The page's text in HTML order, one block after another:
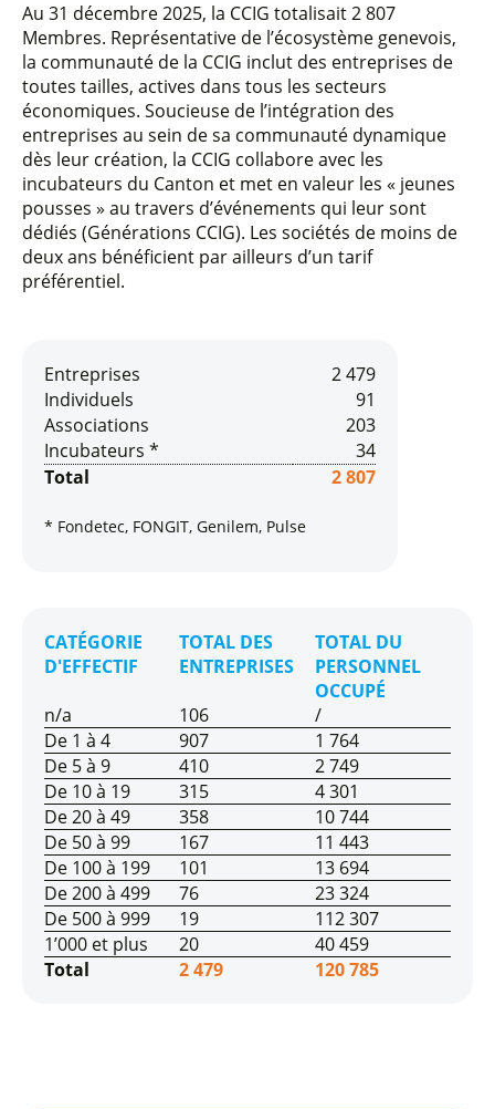
Au 31 décembre 2025, la CCIG totalisait 2 807
Membres. Représentative de l’écosystème genevois,
la communauté de la CCIG inclut des entreprises de
toutes tailles, actives dans tous les secteurs
économiques. Soucieuse de l’intégration des
entreprises au sein de sa communauté dynamique
dès leur création, la CCIG collabore avec les
incubateurs du Canton et met en valeur les « jeunes
pousses » au travers d’événements qui leur sont
dédiés (Générations CCIG). Les sociétés de moins de
deux ans bénéficient par ailleurs d’un tarif
préférentiel.
Entreprises
2 479
Individuels
91
Associations
203
Incubateurs *
34
Total 2 807
* Fondetec, FONGIT, Genilem, Pulse
CATÉGORIE
D'EFFECTIF
TOTAL DES
ENTREPRISES
TOTAL DU
PERSONNEL
OCCUPÉ
n/a 106
/
De 1 à 4
907
1 764
De 5 à 9
410
2 749
De 10 à 19
315
4 301
De 20 à 49
358
10 744
De 50 à 99
167
11 443
De 100 à 199
101
13 694
De 200 à 499
76
23 324
De 500 à 999
19
112 307
1’000 et plus
20 40 459
Total 2 479 120 785